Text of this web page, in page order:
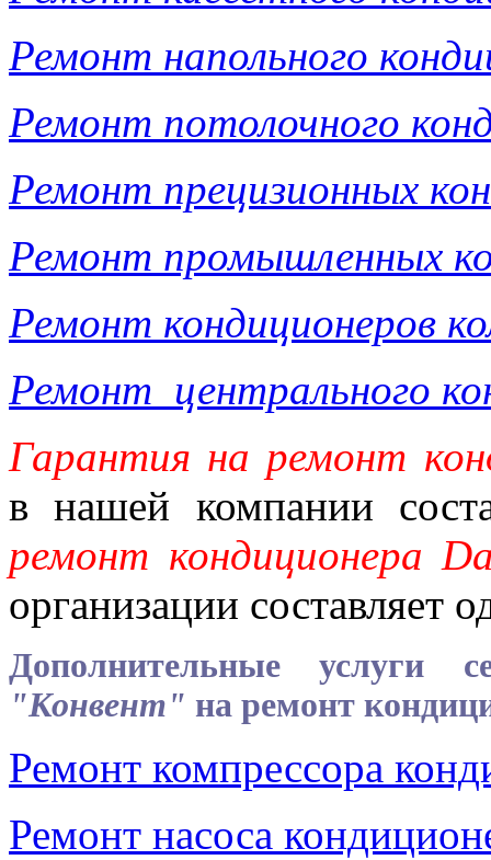
Ремонт напольного
Ремонт потолочного
Ремонт прецизионных
Ремонт промышленных
Ремонт кондиционеров
Ремонт центрального
Гарантия на ремонт
в нашей компании
ремонт кондиционера
организации составляет
Дополнительные услуги
"Конвент" на ремонт
Ремонт компрессора
Ремонт насоса